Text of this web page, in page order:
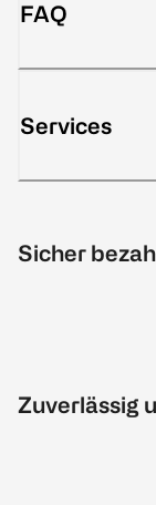
FAQ
Services
Sicher
Zuverlässig